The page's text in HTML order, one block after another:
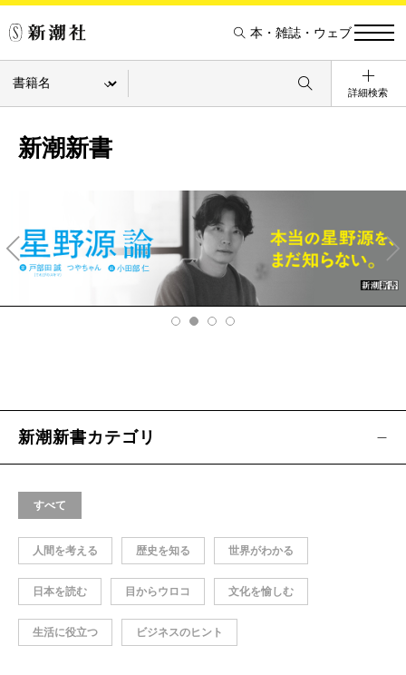
本・雑誌・ウェブ
詳細検索
新潮新書
v
Ne
xt
新潮新書カテゴリ
すべて
人間を考える 歴史を知る 世界がわかる
日本を読む 目からウロコ 文化を愉しむ
生活に役立つ ビジネスのヒント